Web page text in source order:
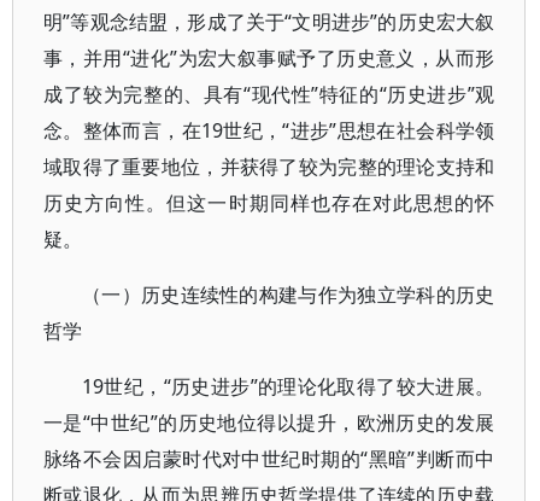
明”等观念结盟，形成了关于“文明进步”的历史宏大叙
事，并用“进化”为宏大叙事赋予了历史意义，从而形
成了较为完整的、具有“现代性”特征的“历史进步”观
念。整体而言，在19世纪，“进步”思想在社会科学领
域取得了重要地位，并获得了较为完整的理论支持和
历史方向性。但这一时期同样也存在对此思想的怀
疑。
（一）历史连续性的构建与作为独立学科的历史
哲学
19世纪，“历史进步”的理论化取得了较大进展。
一是“中世纪”的历史地位得以提升，欧洲历史的发展
脉络不会因启蒙时代对中世纪时期的“黑暗”判断而中
断或退化，从而为思辨历史哲学提供了连续的历史载